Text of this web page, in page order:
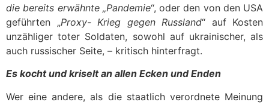
die bereits erwähnte „Pandemie“, oder den von den USA
geführten „Proxy- Krieg gegen Russland“ auf Kosten
unzähliger toter Soldaten, sowohl auf ukrainischer, als
auch russischer Seite, – kritisch hinterfragt.
Es kocht und kriselt an allen Ecken und Enden
Wer eine andere, als die staatlich verordnete Meinung